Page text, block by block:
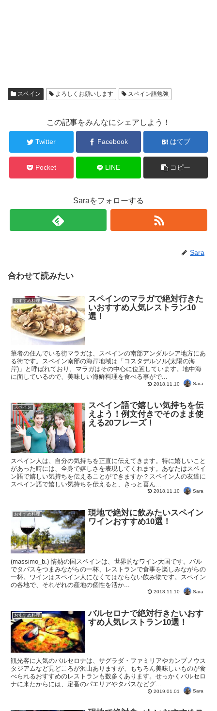
スペイン よろしくお願いします スペイン語勉強
この記事をみんなにシェアしよう！
Twitter Facebook はてブ
Pocket LINE コピー
Saraをフォローする
Sara
合わせて読みたい
おすすめ料理
スペインのマラガで絶対行きた
いおすすめ人気レストラン10
選！
筆者の住んでいる街マラガは、スペインの南部アンダルシア地方にあ
る街です。スペイン南部の海岸地域は「コスタデルソル(太陽の海
岸)」と呼ばれており、マラガはその中心に位置しています。地中海
に面しているので、美味しい海鮮料理を食べる事がで...
2018.11.10 Sara
スペイン
スペイン語で嬉しい気持ちを伝
えよう！例文付きでそのまま使
える20フレーズ！
スペイン人は、自分の気持ちを正直に伝えてきます。特に嬉しいこと
があった時には、全身で嬉しさを表現してくれます。あなたはスペイ
ン語で嬉しい気持ちを伝えることができますか？スペイン人の友達に
スペイン語で嬉しい気持ちを伝えると、きっと喜ん...
2018.11.10 Sara
おすすめ料理
現地で絶対に飲みたいスペイン
ワインおすすめ10選！
(massimo_b.) 情熱の国スペインは、世界的なワイン大国です。バル
でタパスをつまみながらの一杯、レストランで食事を楽しみながらの
一杯。ワインはスペイン人になくてはならない飲み物です。スペイン
の各地で、それぞれの産地の個性を活か...
2018.11.10 Sara
おすすめ料理
バルセロナで絶対行きたいおす
すめ人気レストラン10選！
観光客に人気のバルセロナは、サグラダ・ファミリアやカンプノウス
タジアムなど見どころが沢山ありますが、もちろん美味しいものが食
べられるおすすめのレストランも数多くあります。せっかくバルセロ
ナに来たからには、定番のパエリアやタパスなどグ...
2019.01.01 Sara